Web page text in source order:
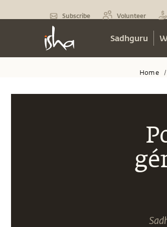
Subscribe Volunteer
Sadhguru
Home /